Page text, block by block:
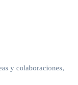
y colaboraciones,